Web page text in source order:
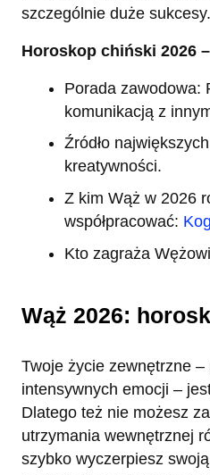
szczególnie duże sukcesy.
Horoskop chiński 2026
Porada zawodowa:
komunikacją z
Źródło
kreatywności.
Z kim Wąż w 2026
współpracować:
Kto zagraża
Wąż 2026:
Twoje życie zewnętrzne –
intensywnych emocji –
Dlatego też nie możesz
utrzymania wewnętrznej
szybko wyczerpiesz